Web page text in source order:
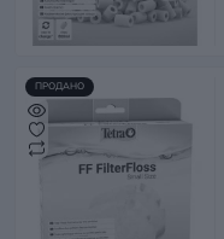
ПРОДАНО